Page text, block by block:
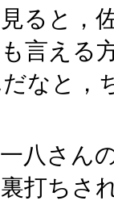
ると，
言える
なと，
八さん
打ちさ